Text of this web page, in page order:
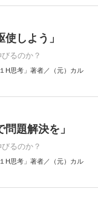
しよう」
るのか？
H思考」著者／（元）カル
題解決を」
るのか？
H思考」著者／（元）カル